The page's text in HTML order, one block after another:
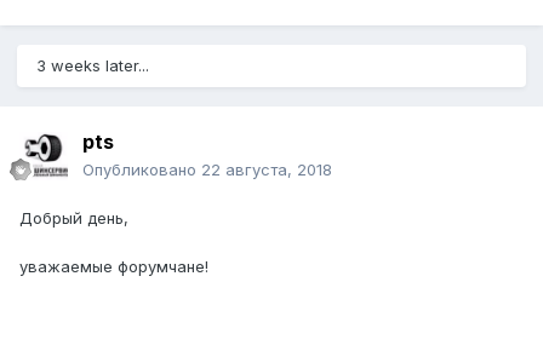
3 weeks later...
pts
Опубликовано 22 августа, 2018
Добрый день,
уважаемые форумчане!